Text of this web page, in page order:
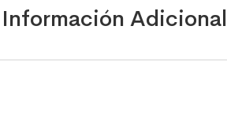
Información Adicional